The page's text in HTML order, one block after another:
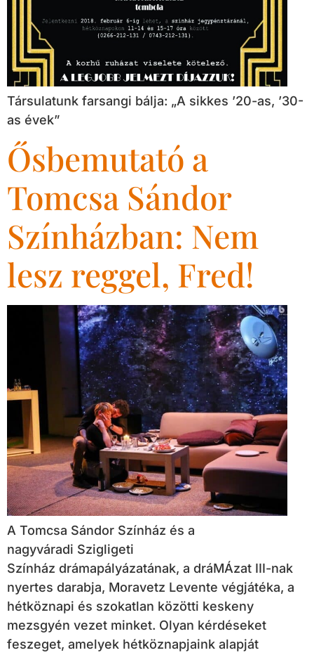
Társulatunk farsangi bálja: „A sikkes ’20-as, ’30-
as évek”
Ősbemutató a
Tomcsa Sándor
Színházban: Nem
lesz reggel, Fred!
A Tomcsa Sándor Színház és a
nagyváradi Szigligeti
Színház drámapályázatának, a dráMÁzat III-nak
nyertes darabja, Moravetz Levente végjátéka, a
hétköznapi és szokatlan közötti keskeny
mezsgyén vezet minket. Olyan kérdéseket
feszeget, amelyek hétköznapjaink alapját